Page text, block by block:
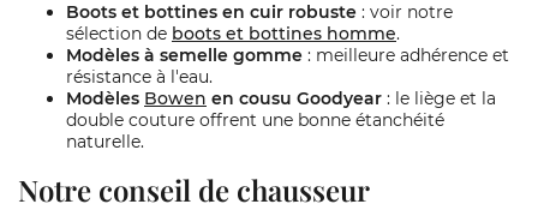
Boots et bottines en cuir robuste : voir notre
sélection de boots et bottines homme.
Modèles à semelle gomme : meilleure adhérence et
résistance à l'eau.
Modèles Bowen en cousu Goodyear : le liège et la
double couture offrent une bonne étanchéité
naturelle.
Notre conseil de chausseur